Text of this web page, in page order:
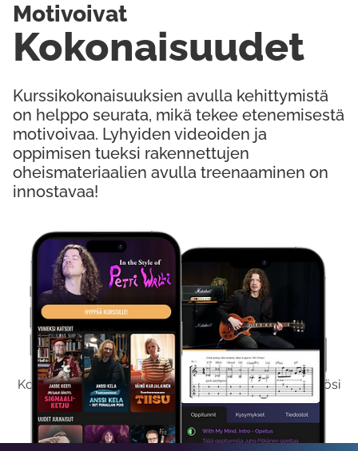
Kokeile Ilmaiseksi
Kokeilemalla ilmaiseksi saat koko sisältömme käyttöösi
viikon ajaksi.
Kurssikokonaisuuksien avulla kehittymistä
on helppo seurata, mikä tekee etenemisestä
motivoivaa. Lyhyiden videoiden ja
oppimisen tueksi rakennettujen
oheismateriaalien avulla treenaaminen on
innostavaa!
Kokonaisuudet
Motivoivat